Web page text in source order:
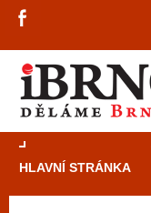
HLAVNÍ STRÁNKA